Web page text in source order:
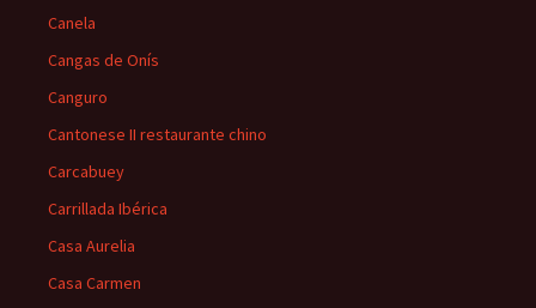
Canela
Cangas de Onís
Canguro
Cantonese II restaurante chino
Carcabuey
Carrillada Ibérica
Casa Aurelia
Casa Carmen